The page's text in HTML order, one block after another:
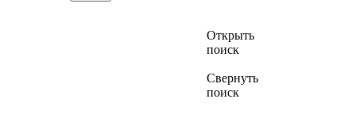
Открыть
поиск
Свернуть
поиск